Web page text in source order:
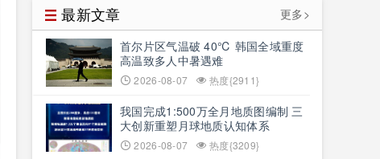
最新文章
更多>
首尔片区气温破 40℃ 韩国全域重度
高温致多人中暑遇难
2026-08-07 热度{2911}
我国完成1:500万全月地质图编制 三
大创新重塑月球地质认知体系
2026-08-07 热度{3209}